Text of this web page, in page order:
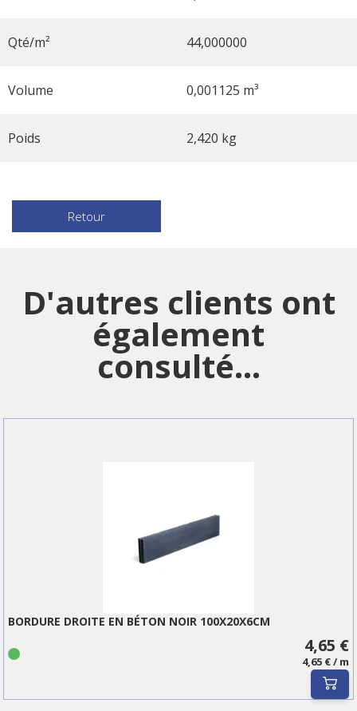
Qté/m² 44,000000
Volume 0,001125 m³
Poids 2,420 kg
Retour
D'autres clients ont
également
consulté...
BORDURE DROITE EN BÉTON NOIR 100X20X6CM
4,65 €
4,65 € / m